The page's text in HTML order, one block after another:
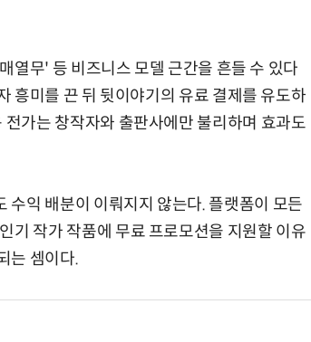
열무' 등 비즈니스 모델 근간을 흔들 수 있다
흥미를 끈 뒤 뒷이야기의 유료 결제를 유도하
가는 창작자와 출판사에만 불리하며 효과도
수익 배분이 이뤄지지 않는다. 플랫폼이 모든
기 작가 작품에 무료 프로모션을 지원할 이유
는 셈이다.